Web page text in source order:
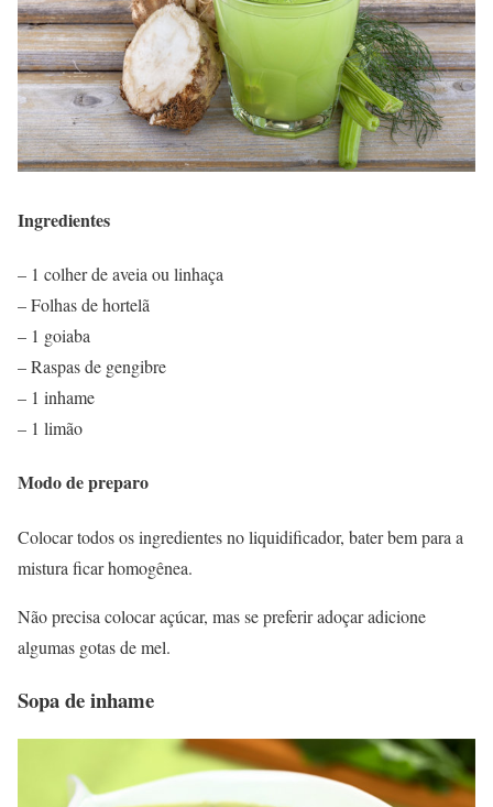
Ingredientes
– 1 colher de aveia ou linhaça
– Folhas de hortelã
– 1 goiaba
– Raspas de gengibre
– 1 inhame
– 1 limão
Modo de preparo
Colocar todos os ingredientes no liquidificador, bater bem para a
mistura ficar homogênea.
Não precisa colocar açúcar, mas se preferir adoçar adicione
algumas gotas de mel.
Sopa de inhame